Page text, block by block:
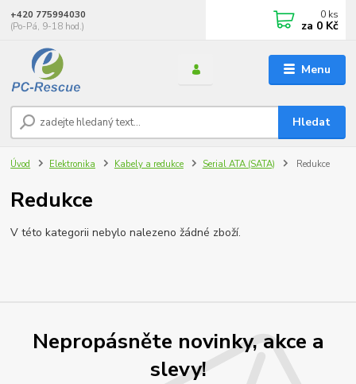
Menu
Hledat
+420 775994030
(Po-Pá, 9-18 hod.)
0 ks
za 0 Kč
Úvod Elektronika Kabely a redukce Serial ATA (SATA) Redukce
Redukce
V této kategorii nebylo nalezeno žádné zboží.
Nepropásněte novinky, akce a
slevy!